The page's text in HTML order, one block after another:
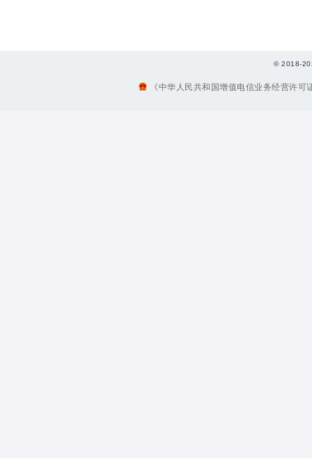
© 2018-
《中华人民共和国增值电信业务经营许